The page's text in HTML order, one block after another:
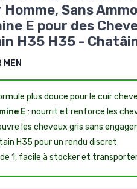
Sans
E pour des
H35 H35 -
plus douce pour le cuir
E : nourrit et renforce les
les cheveux gris sans
H35 pour un rendu discret
1, facile à stocker et